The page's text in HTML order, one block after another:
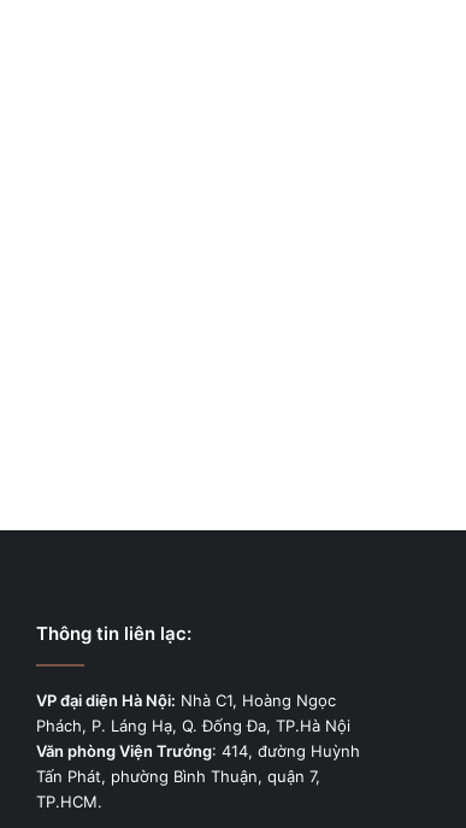
Thông tin liên lạc:
VP đại diện Hà Nội: Nhà C1, Hoàng Ngọc
Phách, P. Láng Hạ, Q. Đống Đa, TP.Hà Nội
Văn phòng Viện Trưởng: 414, đường Huỳnh
Tấn Phát, phường Bình Thuận, quận 7,
TP.HCM.